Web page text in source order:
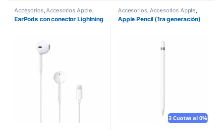
Accesorios,Accesorios Apple,
Audífonos ,Cables
EarPods con conector Lightning
Accesorios,Accesorios Apple,
iPad
Apple Pencil (1ra generación)
3 Cuotas al 0%